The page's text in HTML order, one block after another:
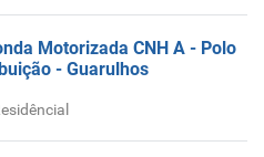
Motorizada CNH A - Polo
- Guarulhos